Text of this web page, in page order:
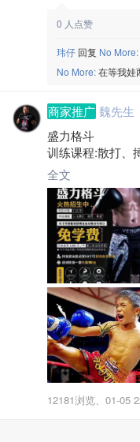
0 人点赞
玮仔 回复 No More:
No More:在等我娃
商家推广 魏先生
盛力格斗
训练课程:散打、
新馆起航免学费
整年只收会员费
招收:6周岁以上
盛力格斗训练中
全文
12181浏览、 01-05